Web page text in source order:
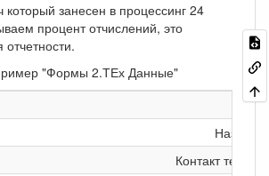
занесен в процессинг 24
процент отчислений, это
"Формы 2.ТЕх Данные"
Контакт